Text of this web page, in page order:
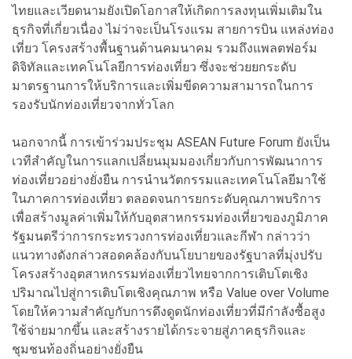
ไทยและเวียดนามยังเปิดโอกาสให้เกิดการลงทุนเพิ่มเติมใน
ธุรกิจที่เกี่ยวเนื่อง ไม่ว่าจะเป็นโรงแรม สายการบิน แหล่งท่อง
เที่ยว โครงสร้างพื้นฐานด้านคมนาคม รวมถึงแพลตฟอร์ม
ดิจิทัลและเทคโนโลยีการท่องเที่ยว ซึ่งจะช่วยยกระดับ
มาตรฐานการให้บริการและเพิ่มขีดความสามารถในการ
รองรับนักท่องเที่ยวจากทั่วโลก
นอกจากนี้ การเข้าร่วมประชุม ASEAN Future Forum ยังเป็น
เวทีสำคัญในการแลกเปลี่ยนมุมมองเกี่ยวกับการพัฒนาการ
ท่องเที่ยวอย่างยั่งยืน การนำนวัตกรรมและเทคโนโลยีมาใช้
ในภาคการท่องเที่ยว ตลอดจนการยกระดับคุณภาพบริการ
เพื่อสร้างมูลค่าเพิ่มให้กับอุตสาหกรรมท่องเที่ยวของภูมิภาค
รัฐมนตรีว่าการกระทรวงการท่องเที่ยวและกีฬา กล่าวว่า
แนวทางดังกล่าวสอดคล้องกับนโยบายของรัฐบาลที่มุ่งปรับ
โครงสร้างอุตสาหกรรมท่องเที่ยวไทยจากการเติบโตเชิง
ปริมาณไปสู่การเติบโตเชิงคุณภาพ หรือ Value over Volume
โดยให้ความสำคัญกับการดึงดูดนักท่องเที่ยวที่มีกำลังซื้อสูง
ใช้จ่ายมากขึ้น และสร้างรายได้กระจายสู่ภาคธุรกิจและ
ชุมชนท้องถิ่นอย่างยั่งยืน